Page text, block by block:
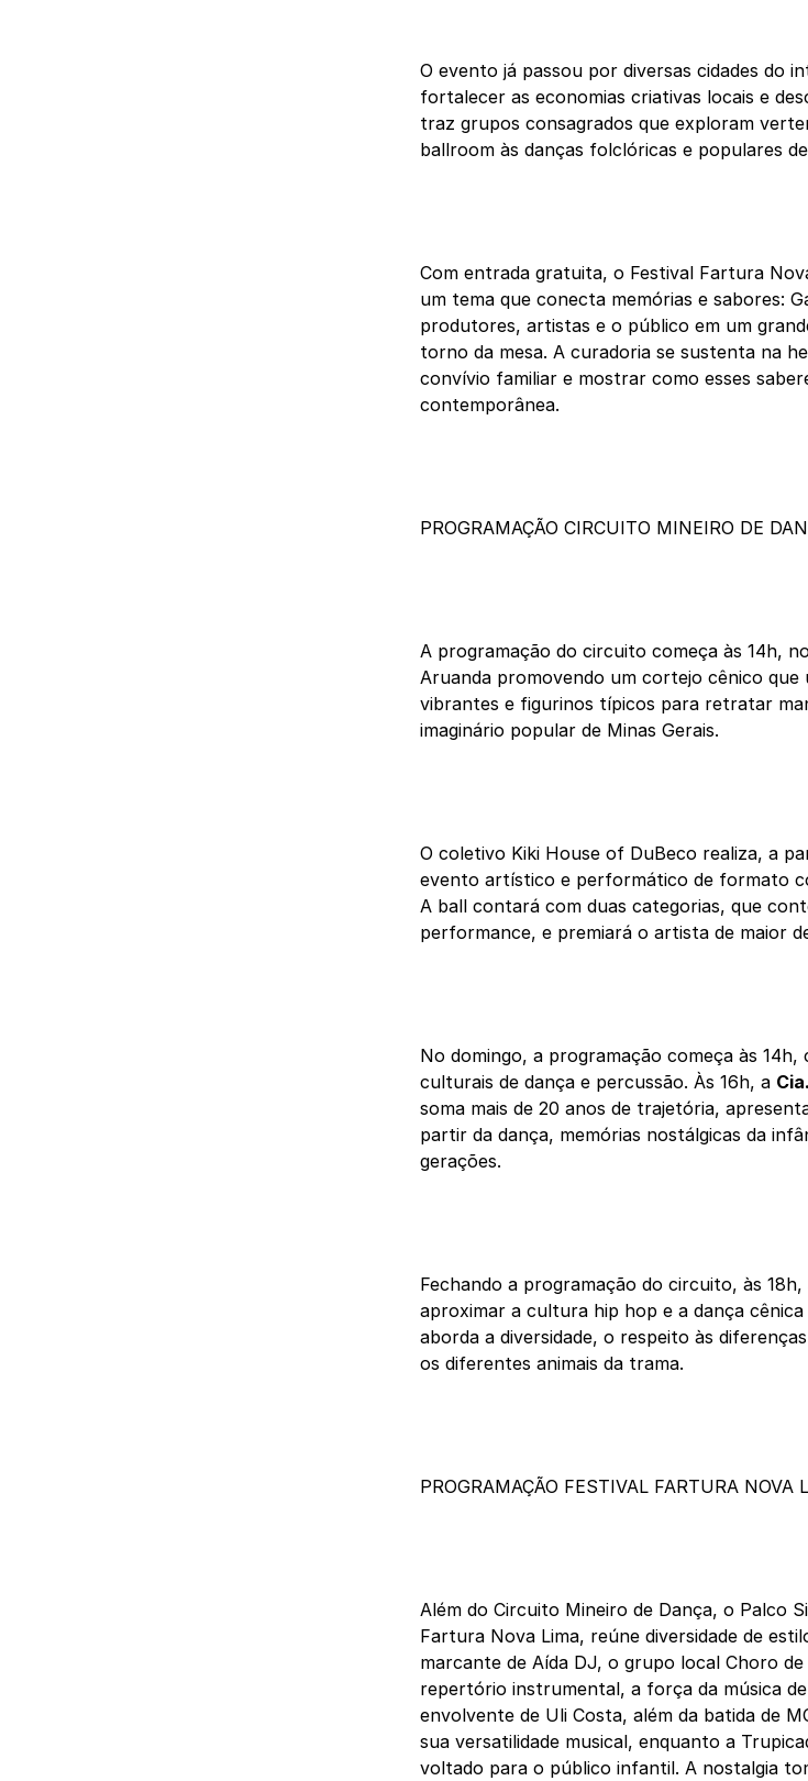
O evento já passou por diversas cidades do
fortalecer as economias criativas locais e
traz grupos consagrados que exploram
ballroom às danças folclóricas e populares
Com entrada gratuita, o Festival Fartura
um tema que conecta memórias e sabores:
produtores, artistas e o público em um
torno da mesa. A curadoria se sustenta na
convívio familiar e mostrar como esses
contemporânea.
PROGRAMAÇÃO CIRCUITO MINEIRO DE
A programação do circuito começa às 14h,
Aruanda promovendo um cortejo cênico
vibrantes e figurinos típicos para retratar
imaginário popular de Minas Gerais.
O coletivo Kiki House of DuBeco realiza, a
evento artístico e performático de formato
A ball contará com duas categorias, que
performance, e premiará o artista de maior
No domingo, a programação começa às
culturais de dança e percussão. Às 16h, a
soma mais de 20 anos de trajetória,
partir da dança, memórias nostálgicas da
gerações.
Fechando a programação do circuito, às 18h,
aproximar a cultura hip hop e a dança
aborda a diversidade, o respeito às
os diferentes animais da trama.
PROGRAMAÇÃO FESTIVAL FARTURA NOVA
Além do Circuito Mineiro de Dança, o Palco
Fartura Nova Lima, reúne diversidade de
marcante de Aída DJ, o grupo local Choro
repertório instrumental, a força da música
envolvente de Uli Costa, além da batida de
sua versatilidade musical, enquanto a
voltado para o público infantil. A nostalgia